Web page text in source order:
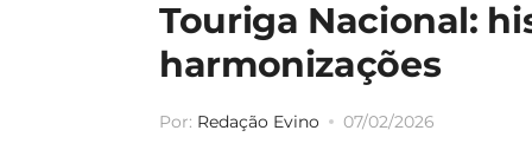
Touriga Nacional:
harmonizações
Por: Redação Evino 07/02/2026